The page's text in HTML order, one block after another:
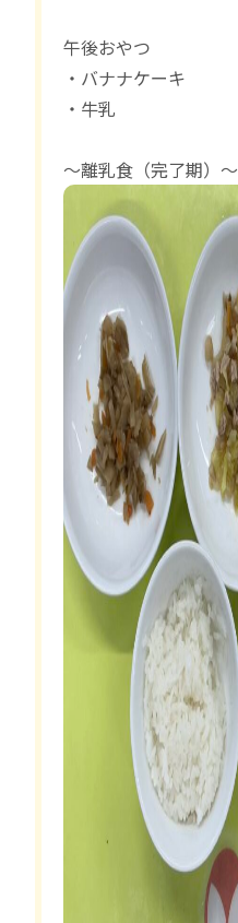
午後おやつ
・バナナケーキ
・牛乳
〜離乳食（完了期）〜